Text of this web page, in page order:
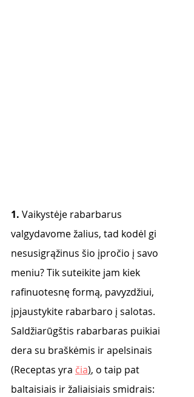
1. Vaikystėje rabarbarus
valgydavome žalius, tad kodėl gi
nesusigrąžinus šio įpročio į savo
meniu? Tik suteikite jam kiek
rafinuotesnę formą, pavyzdžiui,
įpjaustykite rabarbaro į salotas.
Saldžiarūgštis rabarbaras puikiai
dera su braškėmis ir apelsinais
(Receptas yra čia), o taip pat
baltaisiais ir žaliaisiais smidrais: